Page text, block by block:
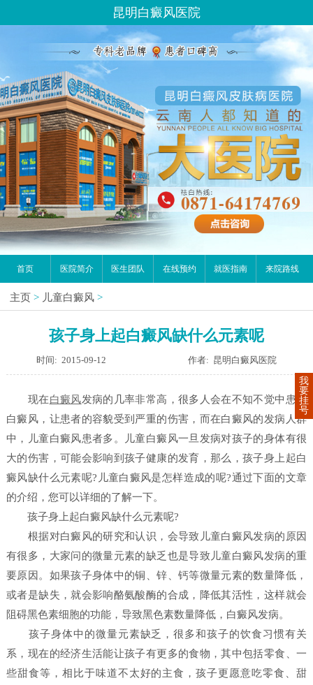
昆明白癜风医院
首页 医院简介 医生团队 在线预约 就医指南 来院路线
主页 > 儿童白癜风 >
孩子身上起白癜风缺什么元素呢
时间: 2015-09-12 作者: 昆明白癜风医院
现在白癜风发病的几率非常高，很多人会在不知不觉中患上
白癜风，让患者的容貌受到严重的伤害，而在白癜风的发病人群
中，儿童白癜风患者多。儿童白癜风一旦发病对孩子的身体有很
大的伤害，可能会影响到孩子健康的发育，那么，孩子身上起白
癜风缺什么元素呢?儿童白癜风是怎样造成的呢?通过下面的文章
的介绍，您可以详细的了解一下。
孩子身上起白癜风缺什么元素呢?
根据对白癜风的研究和认识，会导致儿童白癜风发病的原因
有很多，大家问的微量元素的缺乏也是导致儿童白癜风发病的重
要原因。如果孩子身体中的铜、锌、钙等微量元素的数量降低，
或者是缺失，就会影响酪氨酸酶的合成，降低其活性，这样就会
阻碍黑色素细胞的功能，导致黑色素数量降低，白癜风发病。
孩子身体中的微量元素缺乏，很多和孩子的饮食习惯有关
系，现在的经济生活能让孩子有更多的食物，其中包括零食、一
些甜食等，相比于味道不太好的主食，孩子更愿意吃零食、甜
我
要
挂
号